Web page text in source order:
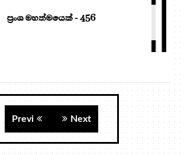
ප්‍රංශ මහත්මයෙක් - 456
Next
Previ